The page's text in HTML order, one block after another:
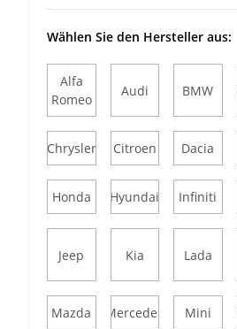
Wählen Sie den Hersteller aus:
Alfa
Romeo
Audi BMW
Chrysler Citroen Dacia
Honda Hyundai Infiniti
Jeep Kia Lada
Mazda Mercedes Mini